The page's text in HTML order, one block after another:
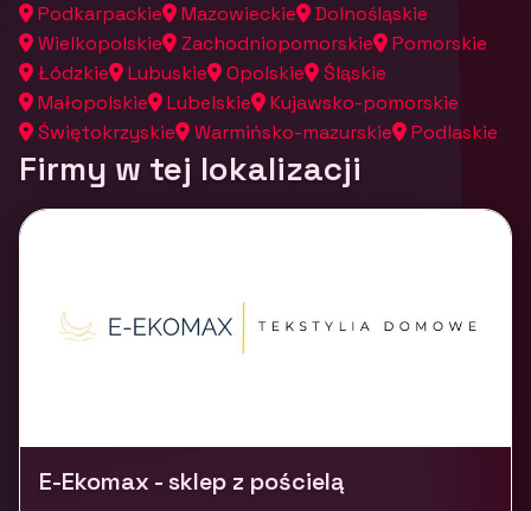
Podkarpackie Mazowieckie
Dolnośląskie
Wielkopolskie
Zachodniopomorskie
Pomorskie
Łódzkie
Lubuskie Opolskie
Śląskie
Małopolskie
Lubelskie
Kujawsko-pomorskie
Świętokrzyskie
Warmińsko-mazurskie Podlaskie
Firmy w tej lokalizacji
E-Ekomax - sklep z pościelą